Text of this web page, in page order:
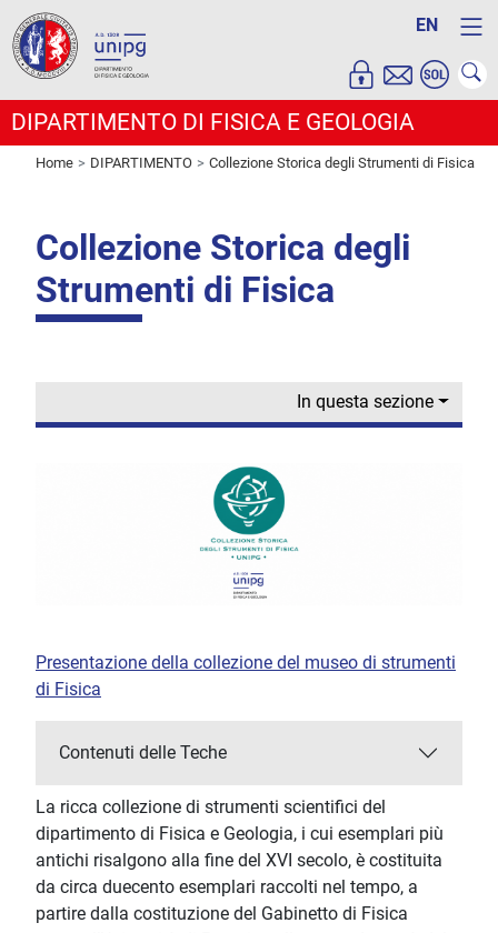
EN
DIPARTIMENTO DI FISICA E GEOLOGIA
Home DIPARTIMENTO Collezione Storica degli Strumenti di Fisica
Collezione Storica degli
Strumenti di Fisica
In questa sezione
Presentazione della collezione del museo di strumenti
di Fisica
Contenuti delle Teche
La ricca collezione di strumenti scientifici del
dipartimento di Fisica e Geologia, i cui esemplari più
antichi risalgono alla fine del XVI secolo, è costituita
da circa duecento esemplari raccolti nel tempo, a
partire dalla costituzione del Gabinetto di Fisica